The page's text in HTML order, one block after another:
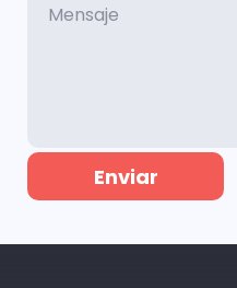
Enviar